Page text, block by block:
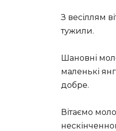
З весіллям
тужили.
Шановні
маленькі
добре.
Вітаємо